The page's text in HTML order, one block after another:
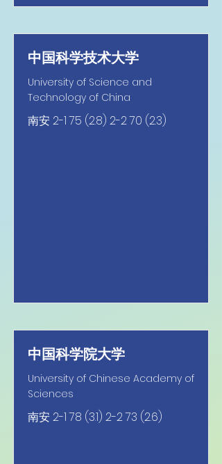
中国科学技术大学
University of Science and
Technology of China
南安2-1 75 (2.8) 2-2 70 (2.3)
中国科学院大学
University of Chinese Academy of
Sciences
南安2-1 78 (3.1) 2-2 73 (2.6)